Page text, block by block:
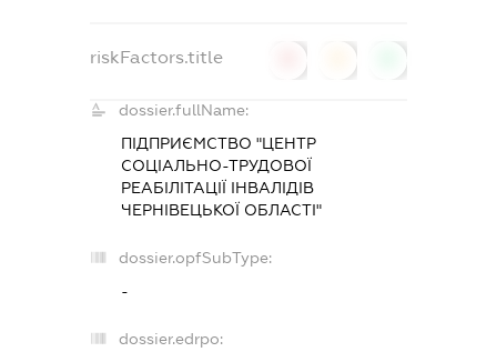
riskFactors.title
dossier.fullName:
ПІДПРИЄМСТВО "ЦЕНТР
СОЦІАЛЬНО-ТРУДОВОЇ
РЕАБІЛІТАЦІЇ ІНВАЛІДІВ
ЧЕРНІВЕЦЬКОЇ ОБЛАСТІ"
dossier.opfSubType:
-
dossier.edrpo: